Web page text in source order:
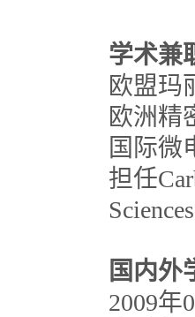
学术兼
欧盟玛
欧洲精
国际微
担任
国内外
2009年